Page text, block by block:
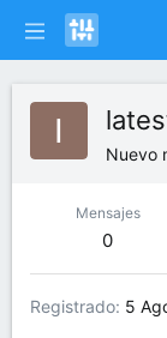
Nuevo
Mensajes
0
Registrado 5